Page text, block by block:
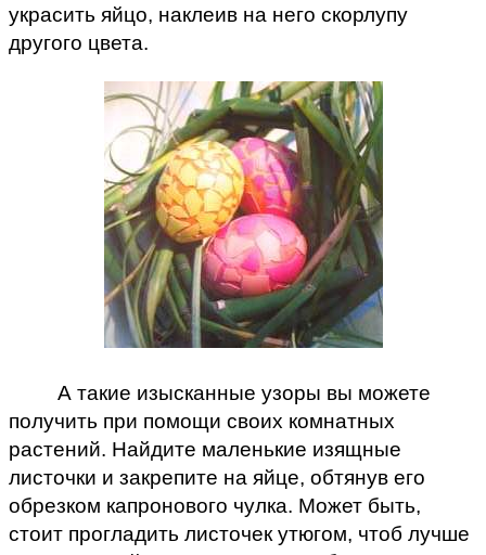
украсить яйцо, наклеив на него скорлупу
другого цвета.
А такие изысканные узоры вы можете
получить при помощи своих комнатных
растений. Найдите маленькие изящные
листочки и закрепите на яйце, обтянув его
обрезком капронового чулка. Может быть,
стоит прогладить листочек утюгом, чтоб лучше